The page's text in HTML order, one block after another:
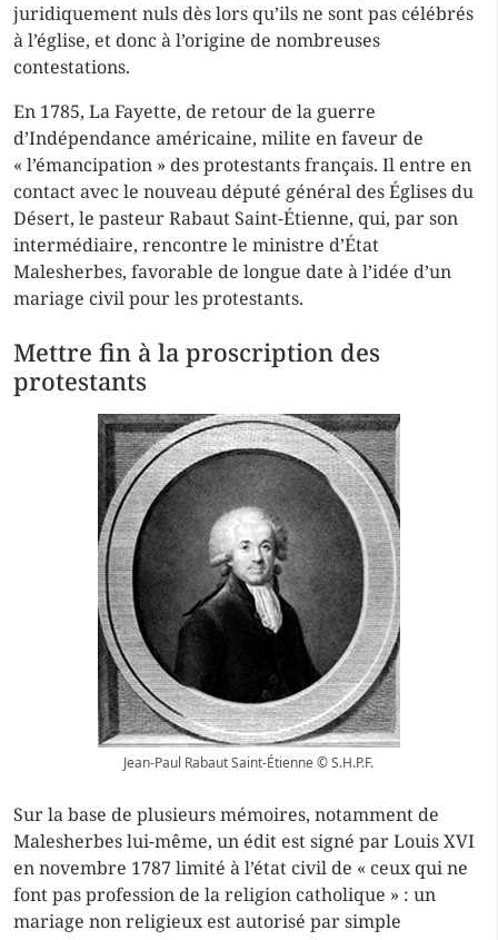
juridiquement nuls dès lors qu’ils ne sont pas célébrés
à l’église, et donc à l’origine de nombreuses
contestations.
En 1785, La Fayette, de retour de la guerre
d’Indépendance américaine, milite en faveur de
« l’émancipation » des protestants français. Il entre en
contact avec le nouveau député général des Églises du
Désert, le pasteur Rabaut Saint-Étienne, qui, par son
intermédiaire, rencontre le ministre d’État
Malesherbes, favorable de longue date à l’idée d’un
mariage civil pour les protestants.
Mettre fin à la proscription des
protestants
Jean-Paul Rabaut Saint-Étienne © S.H.P.F.
Sur la base de plusieurs mémoires, notamment de
Malesherbes lui-même, un édit est signé par Louis XVI
en novembre 1787 limité à l’état civil de « ceux qui ne
font pas profession de la religion catholique » : un
mariage non religieux est autorisé par simple